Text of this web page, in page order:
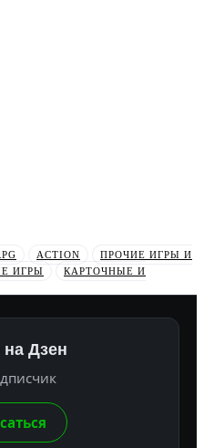
ACTION
ПРОЧИЕ ИГРЫ И
ИГРЫ
КАРТОЧНЫЕ И
на Дзен